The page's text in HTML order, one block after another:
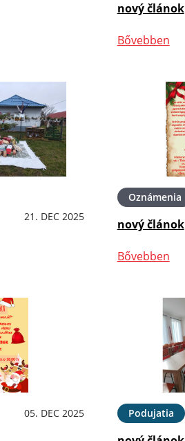
nový článok
Bővebben
21. DEC 2025
Oznámenia
nový článok
Bővebben
05. DEC 2025 Podujatia